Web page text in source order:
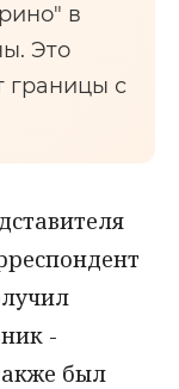
в
Это
границы с
-
был